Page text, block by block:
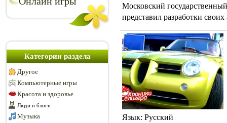
Категории раздела
Другое
Компьютерные игры
Красота и здоровье
Люди и блоги
Музыка
Московский
представил разработки
Язык: Русский